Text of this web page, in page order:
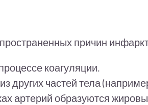
причин
коагуляции.
частей тела
артерий образуются